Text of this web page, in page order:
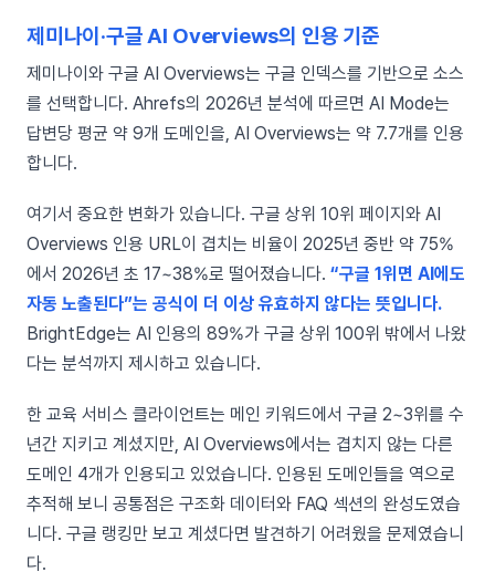
제미나이·구글 AI Overviews의 인용 기준
제미나이와 구글 AI Overviews는 구글 인덱스를 기반으로 소스
를 선택합니다. Ahrefs의 2026년 분석에 따르면 AI Mode는
답변당 평균 약 9개 도메인을, AI Overviews는 약 7.7개를 인용
합니다.
여기서 중요한 변화가 있습니다. 구글 상위 10위 페이지와 AI
Overviews 인용 URL이 겹치는 비율이 2025년 중반 약 75%
에서 2026년 초 17~38%로 떨어졌습니다. “구글 1위면 AI에도
자동 노출된다”는 공식이 더 이상 유효하지 않다는 뜻입니다.
BrightEdge는 AI 인용의 89%가 구글 상위 100위 밖에서 나왔
다는 분석까지 제시하고 있습니다.
한 교육 서비스 클라이언트는 메인 키워드에서 구글 2~3위를 수
년간 지키고 계셨지만, AI Overviews에서는 겹치지 않는 다른
도메인 4개가 인용되고 있었습니다. 인용된 도메인들을 역으로
추적해 보니 공통점은 구조화 데이터와 FAQ 섹션의 완성도였습
니다. 구글 랭킹만 보고 계셨다면 발견하기 어려웠을 문제였습니
다.